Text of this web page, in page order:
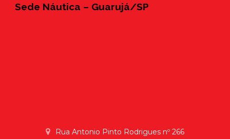
Sede Náutica – Guarujá/SP
Rua Antonio Pinto Rodrigues nº 266